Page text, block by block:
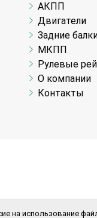
АКПП
Двигатели
Задние
МКПП
Рулевые
О компании
Контакты
на использование